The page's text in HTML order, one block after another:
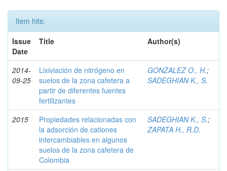
Item hits:
Issue
Date
Title Author(s)
2014-
09-25
Lixiviación de nitrógeno en
suelos de la zona cafetera a
partir de diferentes fuentes
fertilizantes
GONZALEZ O., H.;
SADEGHIAN K., S.
2015
Propiedades relacionadas con
la adsorción de cationes
intercambiables en algunos
suelos de la zona cafetera de
Colombia
SADEGHIAN K., S.;
ZAPATA H., R.D.